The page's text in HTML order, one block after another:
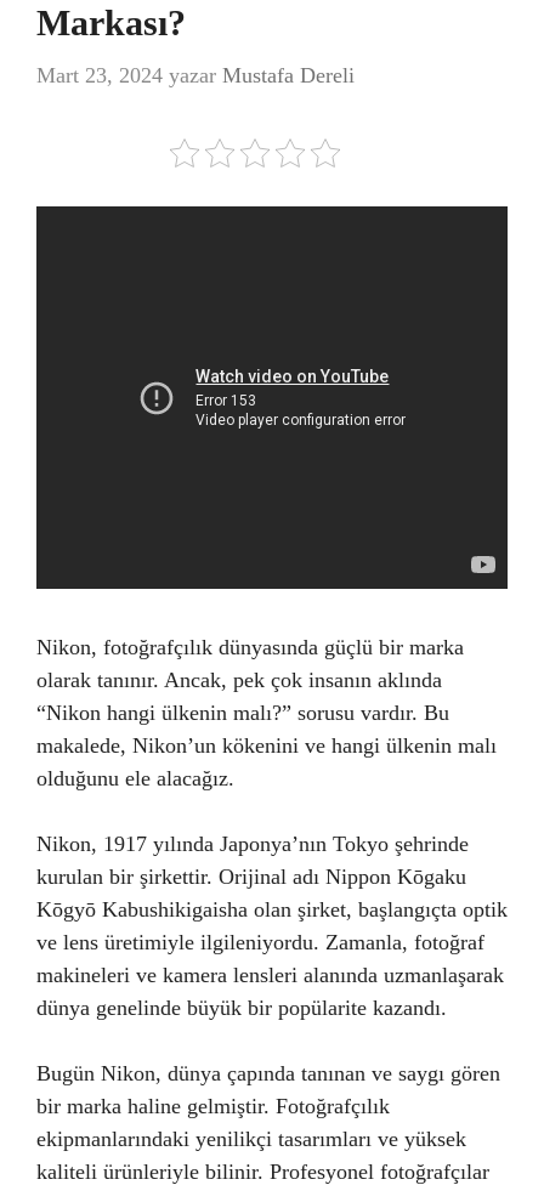
Markası?
Mart 23, 2024 yazar Mustafa Dereli
Nikon, fotoğrafçılık dünyasında güçlü bir marka
olarak tanınır. Ancak, pek çok insanın aklında
“Nikon hangi ülkenin malı?” sorusu vardır. Bu
makalede, Nikon’un kökenini ve hangi ülkenin malı
olduğunu ele alacağız.
Nikon, 1917 yılında Japonya’nın Tokyo şehrinde
kurulan bir şirkettir. Orijinal adı Nippon Kōgaku
Kōgyō Kabushikigaisha olan şirket, başlangıçta optik
ve lens üretimiyle ilgileniyordu. Zamanla, fotoğraf
makineleri ve kamera lensleri alanında uzmanlaşarak
dünya genelinde büyük bir popülarite kazandı.
Bugün Nikon, dünya çapında tanınan ve saygı gören
bir marka haline gelmiştir. Fotoğrafçılık
ekipmanlarındaki yenilikçi tasarımları ve yüksek
kaliteli ürünleriyle bilinir. Profesyonel fotoğrafçılar